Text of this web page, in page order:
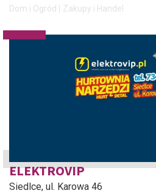
Dom i Ogród Zakupy i Handel
ELEKTROVIP
Siedlce, ul. Karowa 46